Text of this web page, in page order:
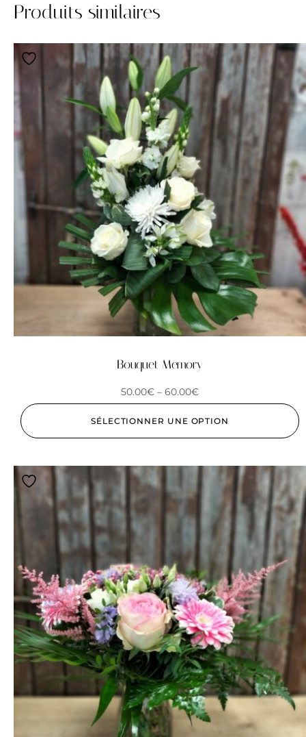
Produits similaires
Bouquet Memory
50.00€ – 60.00€
SÉLECTIONNER UNE OPTION